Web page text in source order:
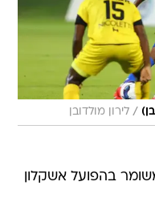
/ לירון מולדובן
בהפועל אשקלון